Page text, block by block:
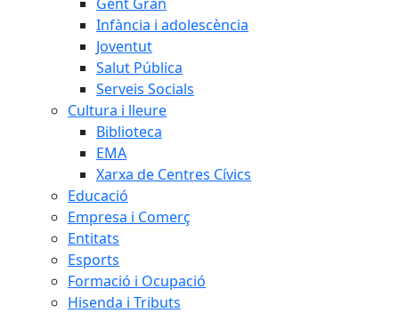
Infància i adolescència
Joventut
Salut Pública
Serveis Socials
Cultura i lleure
Biblioteca
EMA
Xarxa de Centres Cívics
Educació
Empresa i Comerç
Entitats
Esports
Formació i Ocupació
Hisenda i Tributs